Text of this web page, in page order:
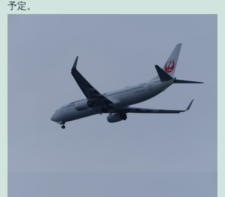
予定。